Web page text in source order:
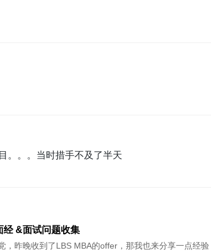
。。。当时措手不及了半天
经 &面试问题收集
，昨晚收到了LBS MBA的offer，那我也来分享一点经验